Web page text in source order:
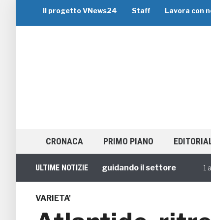
Il progetto VNews24 Staff Lavora con
CRONACA PRIMO PIANO
ULTIME NOTIZIE
brand che stanno guidando il settore 1 annofa
VARIETA'